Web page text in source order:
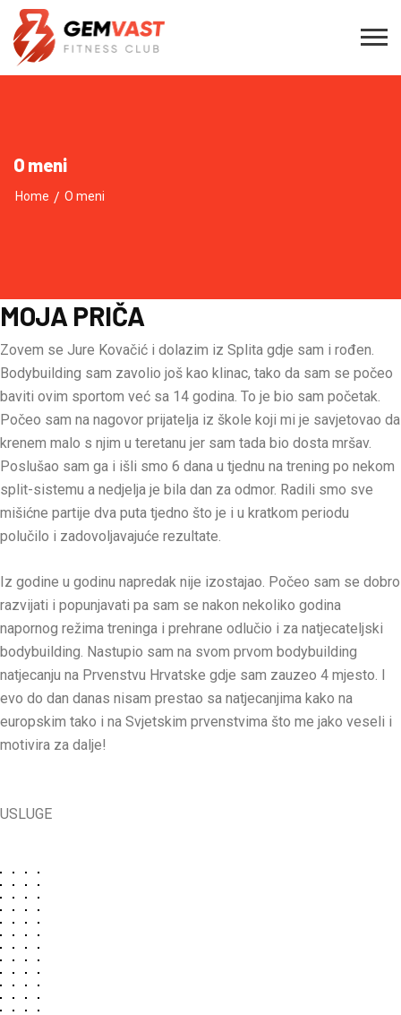
O meni
Home / O meni
MOJA PRIČA
Zovem se Jure Kovačić i dolazim iz Splita gdje sam i rođen.
Bodybuilding sam zavolio još kao klinac, tako da sam se počeo
baviti ovim sportom već sa 14 godina. To je bio sam početak.
Počeo sam na nagovor prijatelja iz škole koji mi je savjetovao da
krenem malo s njim u teretanu jer sam tada bio dosta mršav.
Poslušao sam ga i išli smo 6 dana u tjednu na trening po nekom
split-sistemu a nedjelja je bila dan za odmor. Radili smo sve
mišićne partije dva puta tjedno što je i u kratkom periodu
polučilo i zadovoljavajuće rezultate.
Iz godine u godinu napredak nije izostajao. Počeo sam se dobro
razvijati i popunjavati pa sam se nakon nekoliko godina
napornog režima treninga i prehrane odlučio i za natjecateljski
bodybuilding. Nastupio sam na svom prvom bodybuilding
natjecanju na Prvenstvu Hrvatske gdje sam zauzeo 4 mjesto. I
evo do dan danas nisam prestao sa natjecanjima kako na
europskim tako i na Svjetskim prvenstvima što me jako veseli i
motivira za dalje!
USLUGE